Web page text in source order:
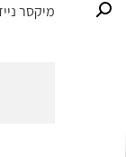
מיקסר